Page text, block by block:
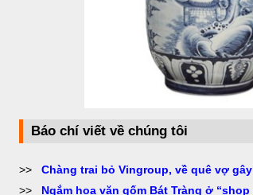
Báo chí viết về chúng tôi
>> Chàng trai bỏ Vingroup, về quê vợ
>> Ngắm hoa văn gốm Bát Tràng ở